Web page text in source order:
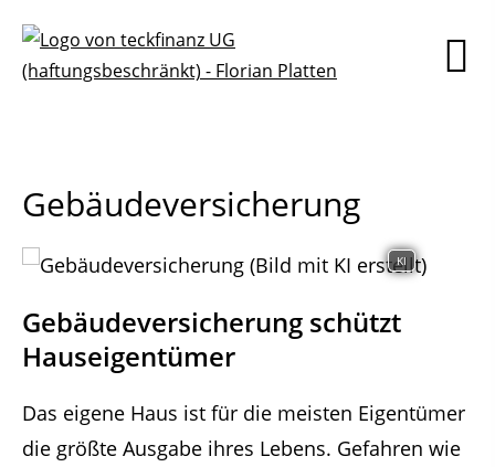
Gebäudeversicherung
KI
Gebäudeversicherung schützt
Hauseigentümer
Das eigene Haus ist für die meisten Eigentümer
die größte Ausgabe ihres Lebens. Gefahren wie